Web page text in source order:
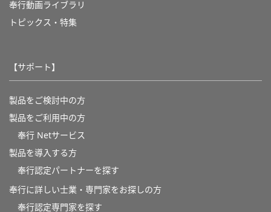
奉行動画ライブラリ
トピックス・特集
【サポート】
製品をご検討中の方
製品をご利用中の方
奉行 Netサービス
製品を導入する方
奉行認定パートナーを探す
奉行に詳しい士業・専門家をお探しの方
奉行認定専門家を探す